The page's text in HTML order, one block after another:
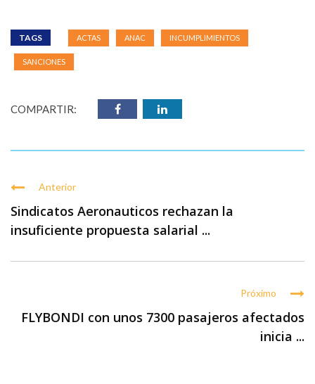
TAGS ACTAS ANAC INCUMPLIMIENTOS
SANCIONES
COMPARTIR:
Anterior
Sindicatos Aeronauticos rechazan la
insuficiente propuesta salarial ...
Próximo
FLYBONDI con unos 7300 pasajeros afectados
inicia ...